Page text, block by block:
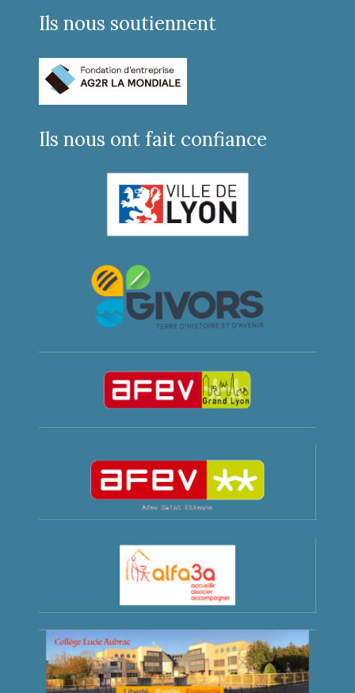
Ils nous soutiennent
Ils nous ont fait confiance